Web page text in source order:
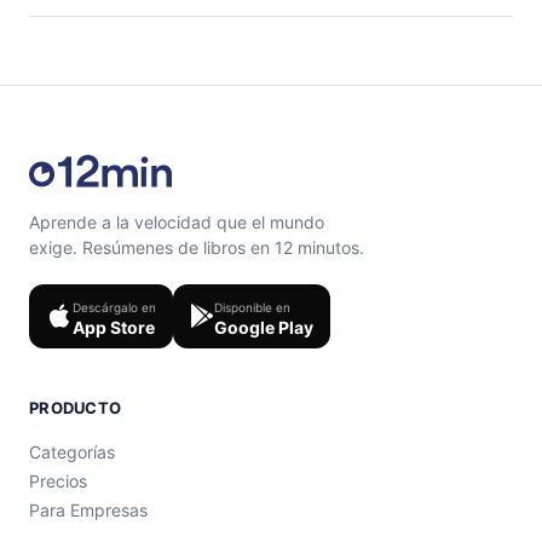
Siéntete libre de contactarnos ensupport@12min.com.
Aprende a la velocidad que el mundo
exige. Resúmenes de libros en 12 minutos.
Descárgalo en
App Store
Disponible en
Google Play
PRODUCTO
Categorías
Precios
Para Empresas